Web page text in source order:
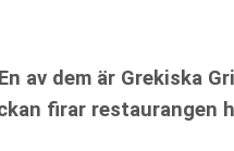
av dem är Grekiska
firar restaurangen